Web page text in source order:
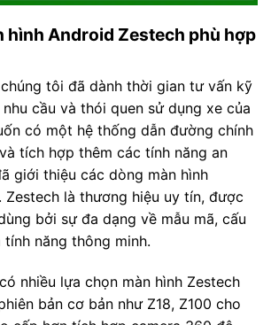
hình Android Zestech phù hợp
tôi đã dành thời gian tư vấn kỹ
cầu và thói quen sử dụng xe của
có một hệ thống dẫn đường chính
tích hợp thêm các tính năng an
giới thiệu các dòng màn hình
Zestech là thương hiệu uy tín, được
bởi sự đa dạng về mẫu mã, cấu
tính năng thông minh.
nhiều lựa chọn màn hình Zestech
bản cơ bản như Z18, Z100 cho